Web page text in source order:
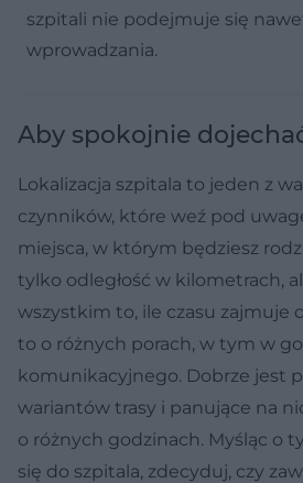
szpitali nie podejmuje się
wprowadzania.
Aby spokojnie
Lokalizacja szpitala to jeden z
czynników, które weź pod
miejsca, w którym będziesz
tylko odległość w kilometrach,
wszystkim to, ile czasu zajmuje
to o różnych porach, w tym w
komunikacyjnego. Dobrze jest
wariantów trasy i panujące na
o różnych godzinach. Myśląc o
się do szpitala, zdecyduj, czy